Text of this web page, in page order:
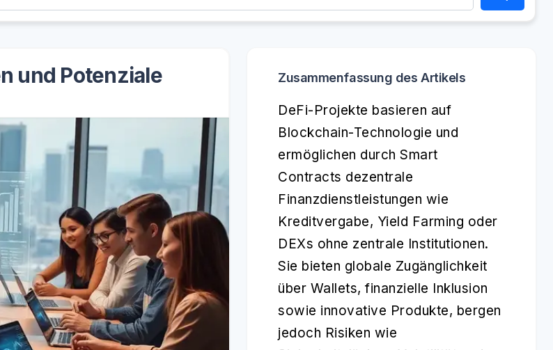
und Potenziale Zusammenfassung des Artikels
DeFi-Projekte basieren auf
Blockchain-Technologie und
ermöglichen durch Smart
Contracts dezentrale
Finanzdienstleistungen wie
Kreditvergabe, Yield Farming oder
DEXs ohne zentrale Institutionen.
Sie bieten globale Zugänglichkeit
über Wallets, finanzielle Inklusion
sowie innovative Produkte, bergen
jedoch Risiken wie